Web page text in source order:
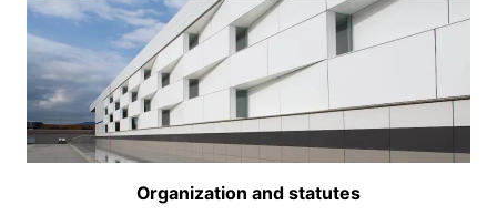
Organization and statutes